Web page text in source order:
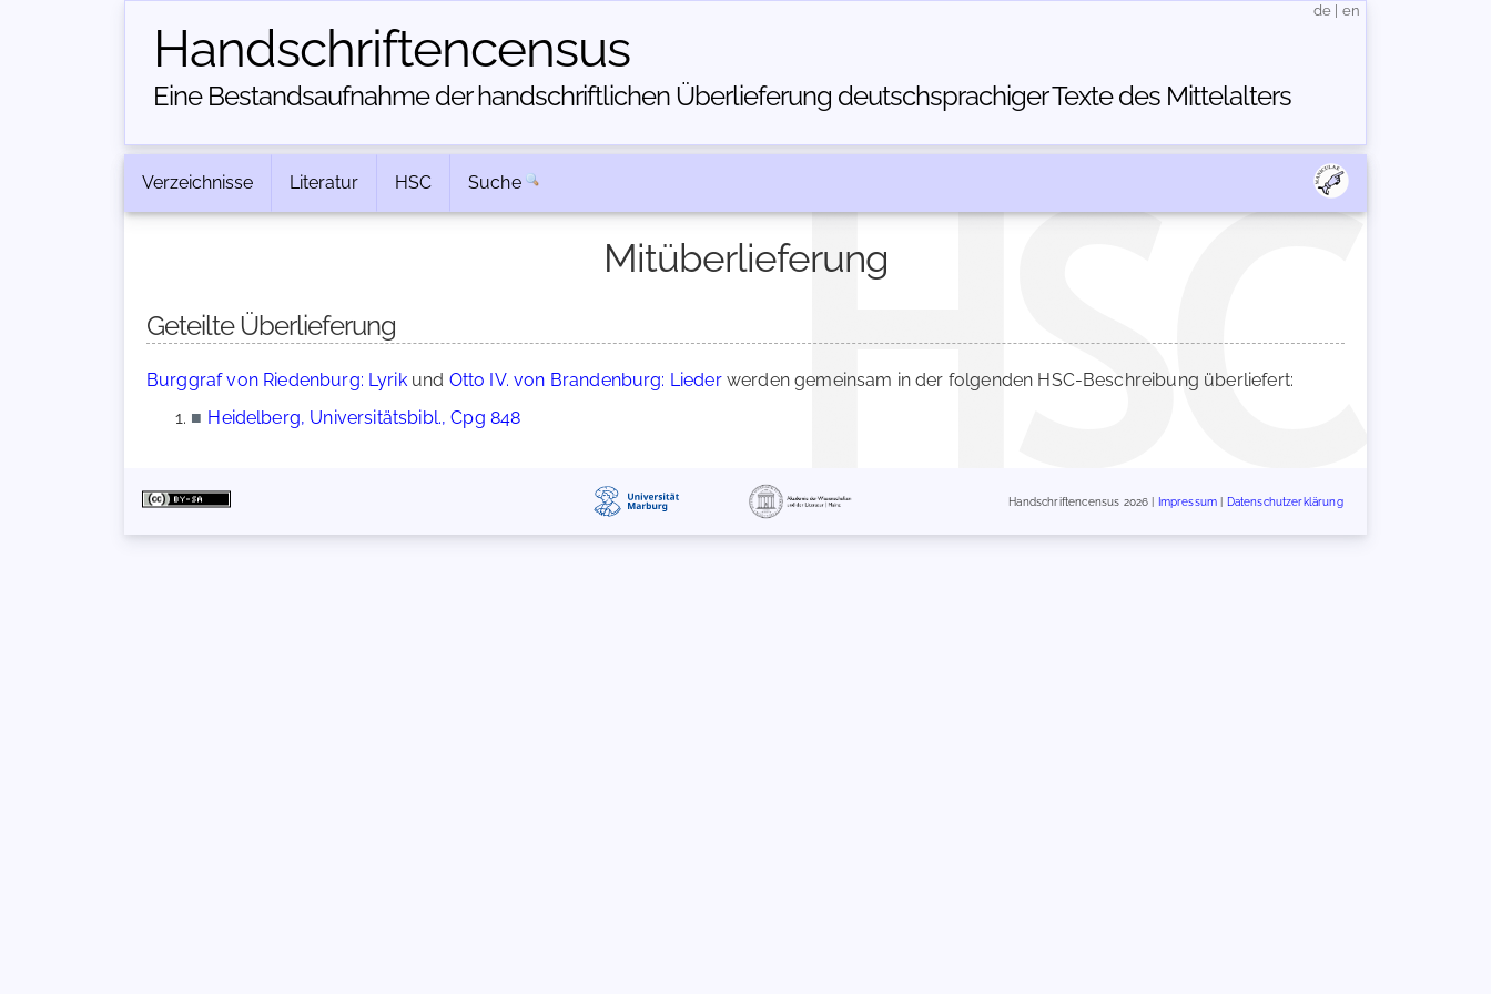
Handschriften­census
Eine Bestandsaufnahme der handschriftlichen Über­lieferung deutschsprachiger Texte des Mittelalters
de en
Verzeichnisse Literatur HSC Suche
Mitüberlieferung
Geteilte Überlieferung
Burggraf von Riedenburg: Lyrikund Otto IV. von Brandenburg: Liederwerden gemeinsam in der folgenden HSC-Beschreibung überliefert:
■ Heidelberg, Universitätsbibl., Cpg 848
Handschriftencensus 2026 | Impressum Datenschutzerklärung